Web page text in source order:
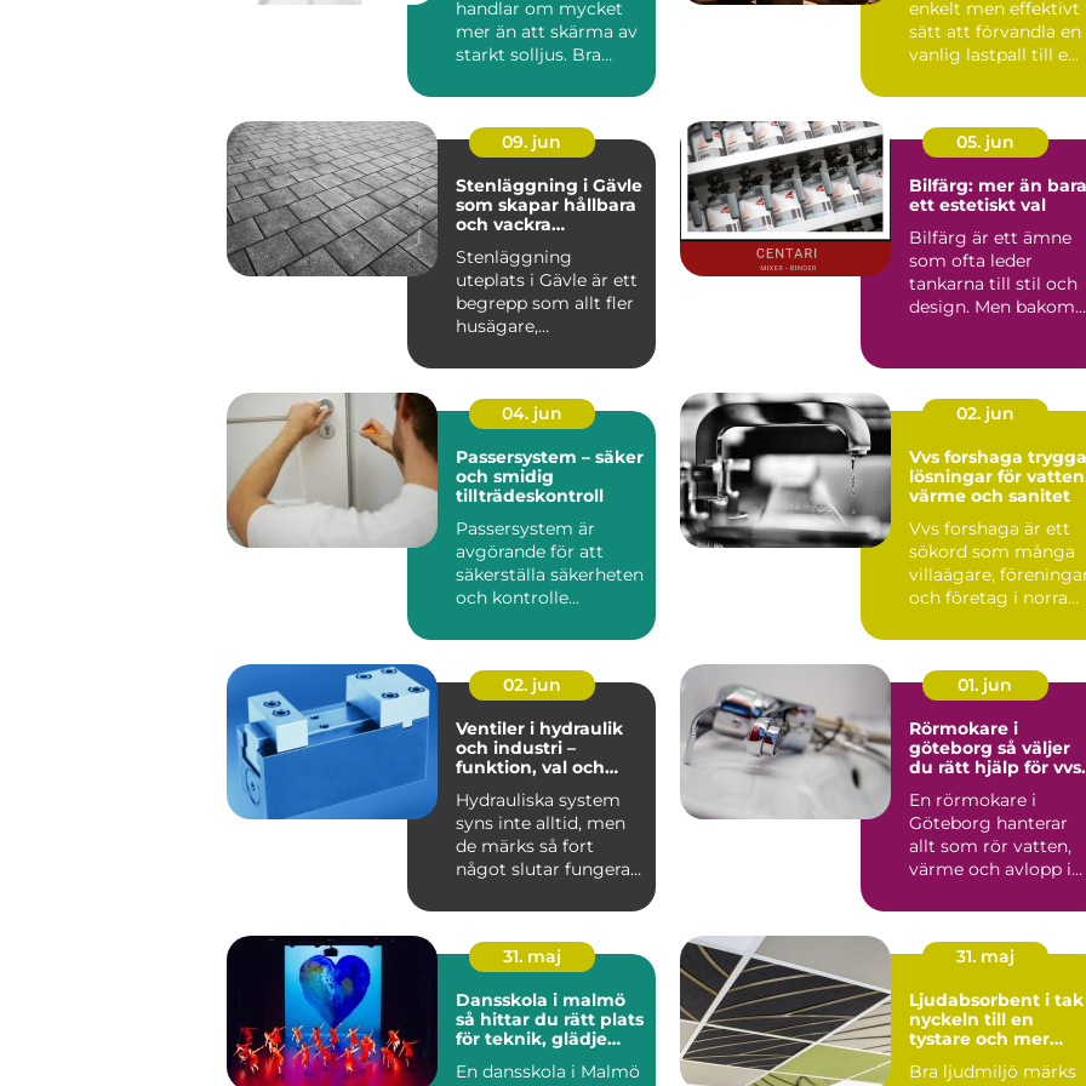
handlar om mycket
mer än att skärma av
starkt solljus. Bra
enkelt men effektivt
sätt att förvandla en
vanlig lastpall till e...
09. jun
Stenläggning i Gävle
som skapar hållbara
och vackra
Stenläggning
uteplats i Gävle är ett
begrepp som allt fler
husägare,
05. jun
Bilfärg: mer än bara
ett estetiskt val
Bilfärg är ett ämne
som ofta leder
tankarna till stil och
design. Men bakom
04. jun
Passersystem – säker
och smidig
tillträdeskontroll
Passersystem är
avgörande för att
säkerställa säkerheten
och kontrolle...
02. jun
Vvs forshaga trygga
lösningar för
värme och sanitet
Vvs forshaga är ett
sökord som många
villaägare,
och företag i norra
nä...
02. jun
Ventiler i hydraulik
och industri –
funktion, val och
Hydrauliska system
syns inte alltid, men
de märks så fort
något slutar fungera.
01. jun
Rörmokare i
göteborg så väljer
du rätt hjälp för vvs
En rörmokare i
Göteborg hanterar
allt som rör vatten,
värme och avlopp i
lägenheter och...
31. maj
Dansskola i malmö
så hittar du rätt plats
för teknik, glädje
En dansskola i Malmö
31. maj
Ljudabsorbent i tak
nyckeln till en
tystare och mer
Bra ljudmiljö märks